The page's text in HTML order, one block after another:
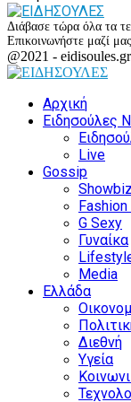
Διάβασε τώρα όλα τα
Επικοινωνήστε μαζί
Facebook
Twitter
Instagram
Youtube
@2021 -
Αρχική
Ειδησούλες
Live
Gossip
Showbiz
G Sexy
Γυναίκα
Media
Ελλάδα
Διεθνή
Υγεία